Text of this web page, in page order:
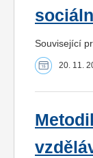
Související
20. 11.